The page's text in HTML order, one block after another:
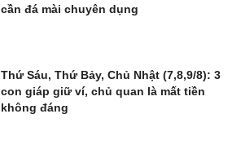
cần đá mài chuyên dụng
Thứ Sáu, Thứ Bảy, Chủ Nhật (7,8,9/8): 3
con giáp giữ ví, chủ quan là mất tiền
không đáng